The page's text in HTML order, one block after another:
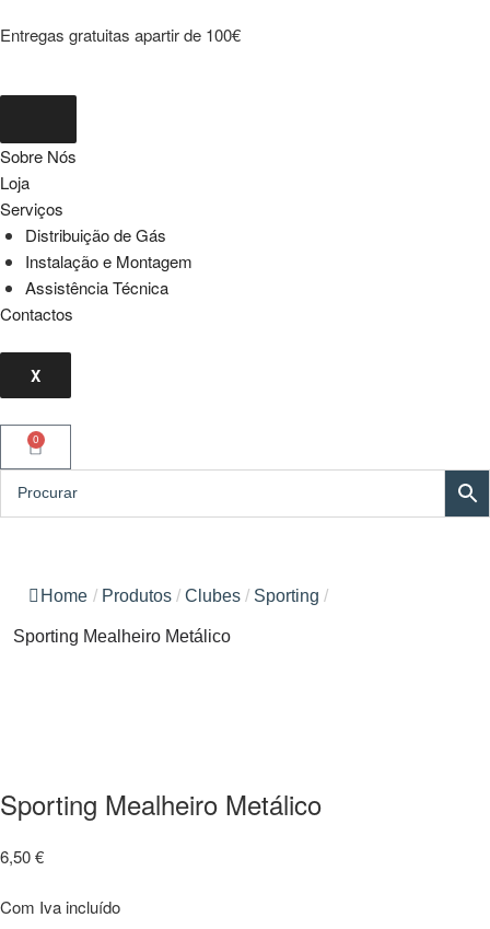
Entregas gratuitas apartir de 100€
Sobre Nós
Loja
Serviços
Distribuição de Gás
Instalação e Montagem
Assistência Técnica
Contactos
X
0
Home / Produtos / Clubes / Sporting /
Sporting Mealheiro Metálico
Sporting Mealheiro Metálico
6,50€
Com Iva incluído